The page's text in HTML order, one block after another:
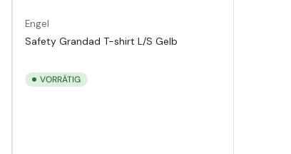
Engel
Safety Grandad T-shirt L/S Gelb
VORRÄTIG